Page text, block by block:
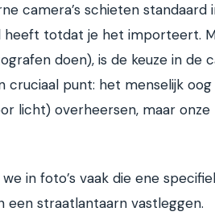
camera’s schieten standaard
heeft totdat je het importeert.
doen), is de keuze in de
cruciaal punt: het menselijk
licht) overheersen, maar
in foto’s vaak die ene
een straatlantaarn vastleggen.